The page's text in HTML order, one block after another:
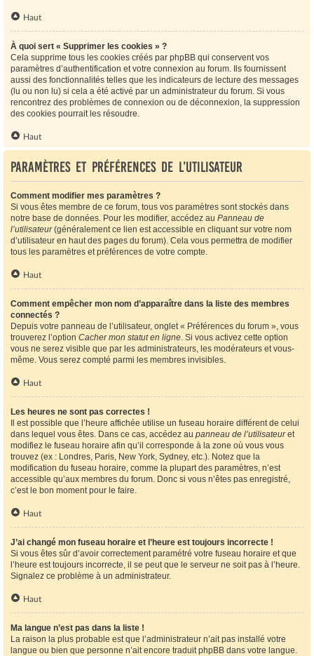
Haut
À quoi sert « Supprimer les cookies » ?
Cela supprime tous les cookies créés par phpBB qui conservent vos
paramètres d’authentification et votre connexion au forum. Ils fournissent
aussi des fonctionnalités telles que les indicateurs de lecture des messages
(lu ou non lu) si cela a été activé par un administrateur du forum. Si vous
rencontrez des problèmes de connexion ou de déconnexion, la suppression
des cookies pourrait les résoudre.
Haut
Paramètres et préférences de l’utilisateur
Comment modifier mes paramètres ?
Si vous êtes membre de ce forum, tous vos paramètres sont stockés dans
notre base de données. Pour les modifier, accédez au Panneau de
l’utilisateur(généralement ce lien est accessible en cliquant sur votre nom
d’utilisateur en haut des pages du forum). Cela vous permettra de modifier
tous les paramètres et préférences de votre compte.
Haut
Comment empêcher mon nom d’apparaître dans la liste des membres
connectés ?
Depuis votre panneau de l’utilisateur, onglet « Préférences du forum », vous
trouverez l’option Cacher mon statut en ligne. Si vous activez cette option
vous ne serez visible que par les administrateurs, les modérateurs et vous-
même. Vous serez compté parmi les membres invisibles.
Haut
Les heures ne sont pas correctes !
Il est possible que l’heure affichée utilise un fuseau horaire différent de celui
dans lequel vous êtes. Dans ce cas, accédez au panneau de l’utilisateuret
modifiez le fuseau horaire afin qu’il corresponde à la zone où vous vous
trouvez (ex : Londres, Paris, New York, Sydney, etc.). Notez que la
modification du fuseau horaire, comme la plupart des paramètres, n’est
accessible qu’aux membres du forum. Donc si vous n’êtes pas enregistré,
c’est le bon moment pour le faire.
Haut
J’ai changé mon fuseau horaire et l’heure est toujours incorrecte !
Si vous êtes sûr d’avoir correctement paramétré votre fuseau horaire et que
l’heure est toujours incorrecte, il se peut que le serveur ne soit pas à l’heure.
Signalez ce problème à un administrateur.
Haut
Ma langue n’est pas dans la liste !
La raison la plus probable est que l’administrateur n’ait pas installé votre
langue ou bien que personne n’ait encore traduit phpBB dans votre langue.